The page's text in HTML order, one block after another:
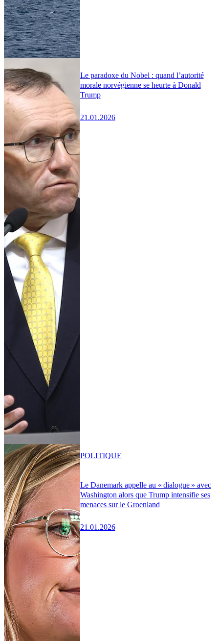
Le paradoxe du Nobel : quand l’autorité
morale norvégienne se heurte à Donald
Trump
21.01.2026
Le Danemark appelle au « dialogue » avec
Washington alors que Trump intensifie ses
menaces sur le Groenland
21.01.2026
POLITIQUE